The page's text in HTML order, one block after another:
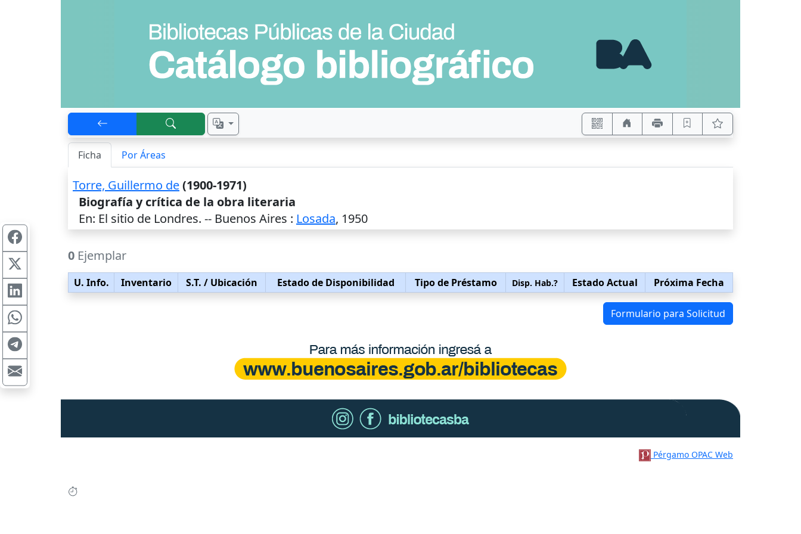
Ficha Por Áreas
Torre, Guillermo de(1900-1971)
Biografía y crítica de la obra literaria
En: El sitio de Londres. -- Buenos Aires : Losada, 1950
0 Ejemplar
U. Info. Inventario S.T. / Ubicación Estado de Disponibilidad Tipo de Préstamo Disp. Hab.? Estado Actual Próxima Fecha
Formulario para Solicitud
Pérgamo OPAC Web